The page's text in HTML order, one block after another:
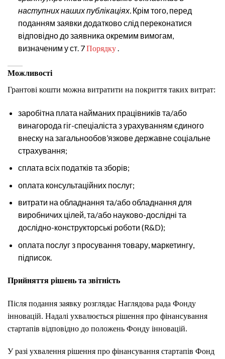
наступних наших публікаціях. Крім того, перед
поданням заявки додатково слід переконатися
відповідно до заявника окремим вимогам,
визначеним у ст. 7Порядку.
Можливості
Грантові кошти можна витратити на покриття таких витрат:
заробітна плата найманих працівників та/або
винагорода гіг-спеціаліста з урахуванням єдиного
внеску на загальнообов’язкове державне соціальне
страхування;
сплата всіх податків та зборів;
оплата консультаційних послуг;
витрати на обладнання та/або обладнання для
виробничих цілей, та/або науково-дослідні та
дослідно-конструкторські роботи (R&D);
оплата послуг з просування товару, маркетингу,
підписок.
Прийняття рішень та звітність
Після подання заявку розглядає Наглядова рада Фонду
інновацій. Надалі ухвалюється рішення про фінансування
стартапів відповідно до положень Фонду інновацій.
У разі ухвалення рішення про фінансування стартапів Фонд